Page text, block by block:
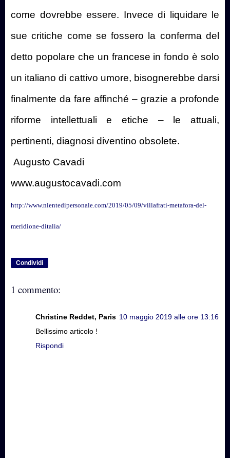
come dovrebbe essere. Invece di liquidare le
sue critiche come se fossero la conferma del
detto popolare che un francese in fondo è solo
un italiano di cattivo umore, bisognerebbe darsi
finalmente da fare affinché – grazie a profonde
riforme intellettuali e etiche – le attuali,
pertinenti, diagnosi diventino obsolete.
Augusto Cavadi
www.augustocavadi.com
http://www.nientedipersonale.com/2019/05/09/villafrati-metafora-del-
meridione-ditalia/
Condividi
1 commento:
Christine Reddet, Paris 10 maggio 2019 alle ore 13:16
Bellissimo articolo !
Rispondi